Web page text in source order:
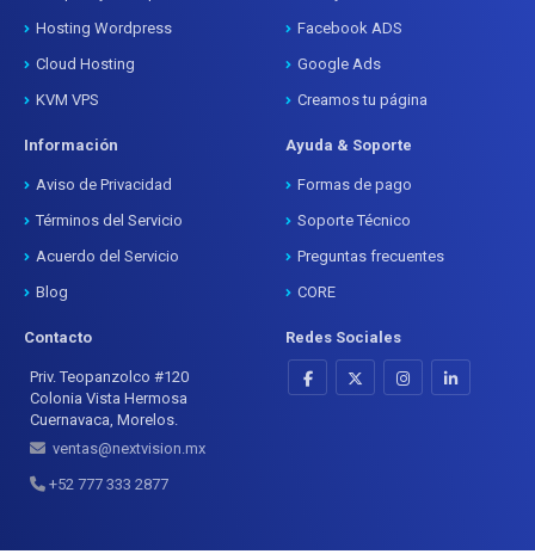
Hosting Wordpress
Cloud Hosting
KVM VPS
Facebook ADS
Google Ads
Creamos tu página
Información
Aviso de Privacidad
Términos del Servicio
Acuerdo del Servicio
Blog
Ayuda & Soporte
Formas de pago
Soporte Técnico
Preguntas frecuentes
CORE
Contacto
Priv. Teopanzolco #120
Colonia Vista Hermosa
Cuernavaca, Morelos.
ventas@nextvision.mx
+52 777 333 2877
Redes Sociales